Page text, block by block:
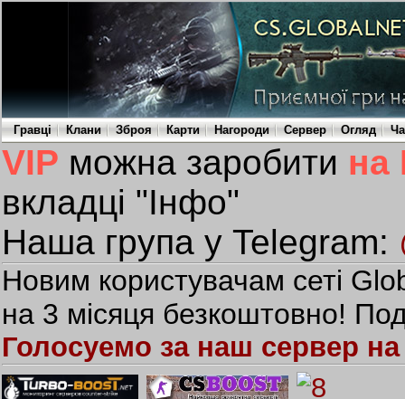
Гравці Клани Зброя Карти Нагороди Сервер Огляд
VIP можна заробити на
вкладці "Інфо"
Наша група у Telegram:
Новим користувачам сеті
на 3 місяця безкоштовно!
Голосуемо за наш сервер на